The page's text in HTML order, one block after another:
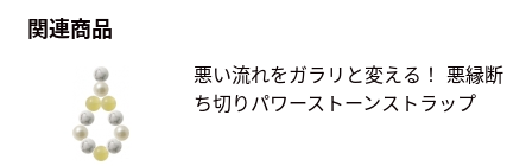
関連商品
悪い流れをガラリと変える！ 悪縁断
ち切りパワーストーンストラップ